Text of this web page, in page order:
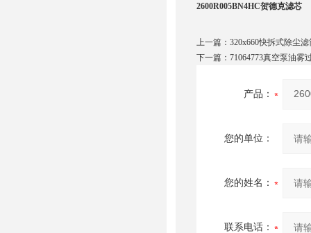
2600R005BN4HC贺德克滤芯
上一篇： 320x660快拆式除尘滤
下一篇： 71064773真空泵油雾
产品：
您的单位：
您的姓名：
联系电话：